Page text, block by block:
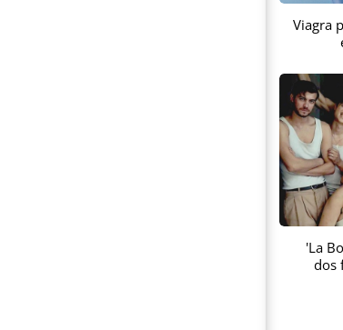
Viagra
'La
dos